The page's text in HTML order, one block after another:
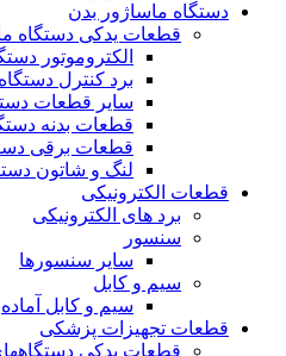
دستگاه ماساژور بدن
قطعات یدکی دستگاه
الکتروموتور
برد کنترل
سایر قطعات
قطعات بدنه
قطعات برقی
لنگ و شاتون
قطعات الکترونیکی
برد های الکترونیکی
سنسور
سایر سنسورها
سیم و کابل
سیم و کابل آماده
قطعات تجهیزات پزشکی
قطعات یدکی